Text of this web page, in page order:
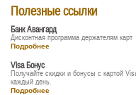
Полезные ссылки
Банк Авангард
Дисконтная программа держателям карт
Подробнее
Visa Бонус
Получайте скидки и бонусы с картой
каждый день.
Подробнее